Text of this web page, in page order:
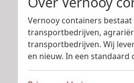
Vernooy containers
transportbedrijven,
transportbedrijven. Wij
en nieuw. In een